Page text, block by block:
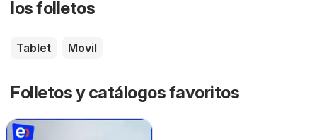
los folletos
Tablet Movil
Folletos y catálogos favoritos